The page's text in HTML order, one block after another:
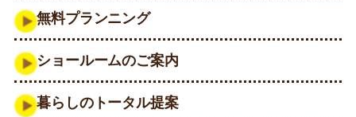
無料プランニング
ショールームのご案内
暮らしのトータル提案